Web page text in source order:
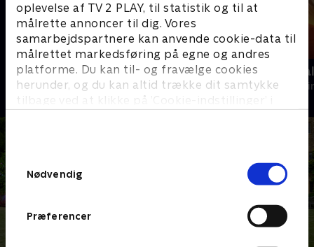
oplevelse af TV 2 PLAY, til statistik og til at
målrette annoncer til dig. Vores
samarbejdspartnere kan anvende cookie-data til
målrettet markedsføring på egne og andres
platforme. Du kan til- og fravælge cookies
herunder, og du kan altid trække dit samtykke
tilbage ved at klikke på ’Cookie-indstillinger’ i
Nødvendig
Præferencer
Inspector Morse
Krimi & Spænding • 8 sæsoner
Mord på
Krimi &